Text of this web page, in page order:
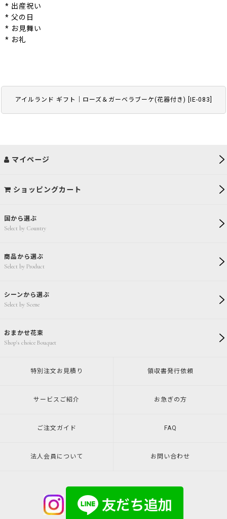
アイルランド ギフト｜ローズ＆ガーベラブーケ(花器付き) IE-083
* 出産祝い
* 父の日
* お見舞い
* お礼
国から選ぶ
Select by Country
商品から選ぶ
Select by Product
シーンから選ぶ
Select by Scene
おまかせ花束
Shop's choice Bouquet
マイページ
ショッピングカート
特別注文 お見積り 領収書発行依頼
サービスご紹介 お急ぎの方
ご注文ガイド FAQ
法人会員について お問い合わせ